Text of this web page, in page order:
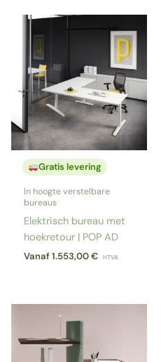
Gratis levering
In hoogte verstelbare
bureaus
Elektrisch bureau met
hoekretour | POP AD
Vanaf1.553,00€ HTVA